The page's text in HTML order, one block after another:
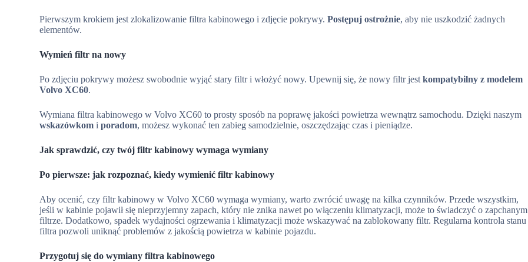
Pierwszym krokiem jest zlokalizowanie filtra kabinowego i zdjęcie pokrywy.Postępuj ostrożnie, aby nie uszkodzić żadnych
elementów.
Wymień filtr na nowy
Po zdjęciu pokrywy możesz swobodnie wyjąć stary filtr i włożyć nowy. Upewnij się, że nowy filtr jestkompatybilny z modelem
Volvo XC60.
Wymiana filtra kabinowego w Volvo XC60 to prosty sposób na poprawę jakości powietrza wewnątrz samochodu. Dzięki naszym
wskazówkom iporadom, możesz wykonać ten zabieg samodzielnie, oszczędzając czas i pieniądze.
Jak sprawdzić, czy twój filtr kabinowy wymaga wymiany
Po pierwsze: jak rozpoznać, kiedy wymienić filtr kabinowy
Aby ocenić, czy filtr kabinowy w Volvo XC60 wymaga wymiany, warto zwrócić uwagę na kilka czynników. Przede wszystkim,
jeśli w kabinie pojawił się nieprzyjemny zapach, który nie znika nawet po włączeniu klimatyzacji, może to świadczyć o zapchanym
filtrze. Dodatkowo, spadek wydajności ogrzewania i klimatyzacji może wskazywać na zablokowany filtr. Regularna kontrola stanu
filtra pozwoli uniknąć problemów z jakością powietrza w kabinie pojazdu.
Przygotuj się do wymiany filtra kabinowego